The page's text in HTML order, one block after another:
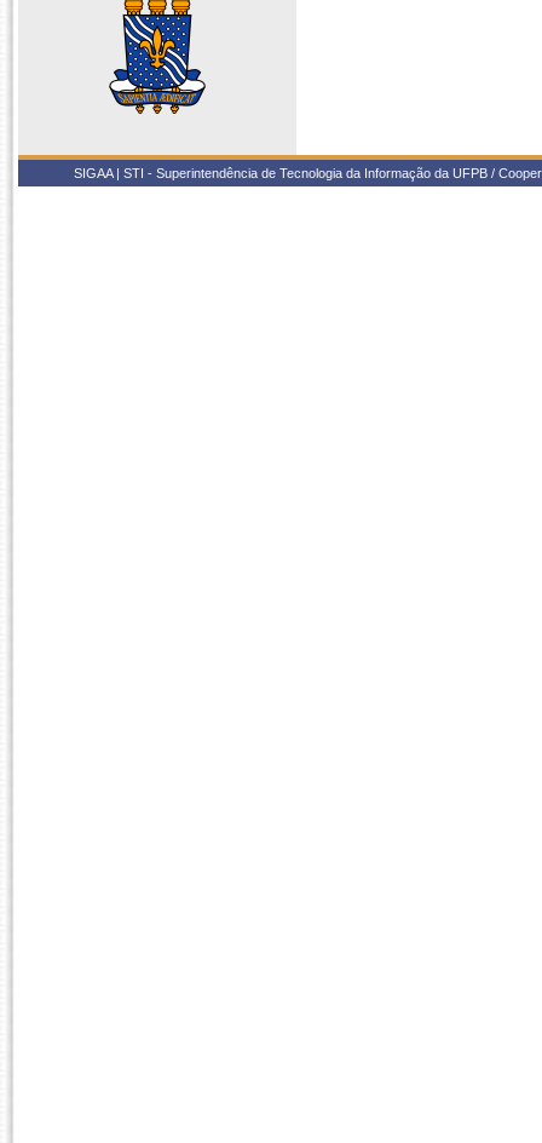
SIGAA | STI - Superintendência de Tecnologia da Informação da UFPB /